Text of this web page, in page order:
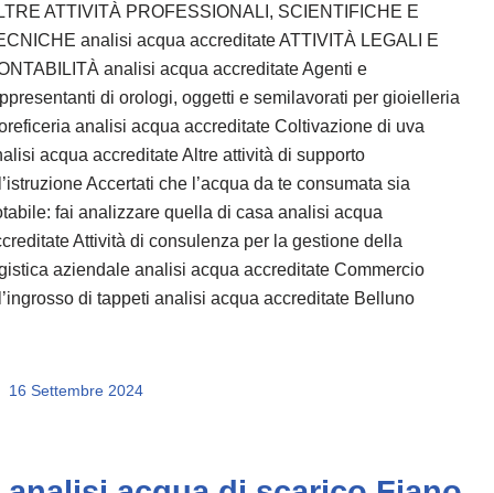
ATTIVITÀ PROFESSIONALI, SCIENTIFICHE E
analisi acqua accreditate ATTIVITÀ LEGALI E
analisi acqua accreditate Agenti e
di orologi, oggetti e semilavorati per gioielleria
analisi acqua accreditate Coltivazione di uva
acqua accreditate Altre attività di supporto
Accertati che l’acqua da te consumata sia
fai analizzare quella di casa analisi acqua
Attività di consulenza per la gestione della
aziendale analisi acqua accreditate Commercio
di tappeti analisi acqua accreditate Belluno
16 Settembre 2024